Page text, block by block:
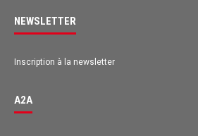
NEWSLETTER
Inscription à la newsletter
A2A